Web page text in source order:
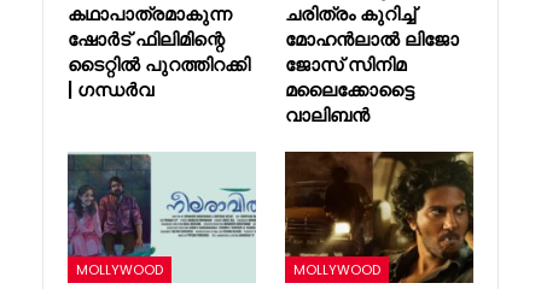
കഥാപാത്രമാകുന്ന
ഷോർട് ഫിലിമിന്റെ
ടൈറ്റിൽ പുറത്തിറക്കി
| ഗന്ധർവ
ചരിത്രം കുറിച്ച്
മോഹൻലാൽ ലിജോ
ജോസ് സിനിമ
മലൈക്കോട്ടൈ
വാലിബൻ
MOLLYWOOD MOLLYWOOD